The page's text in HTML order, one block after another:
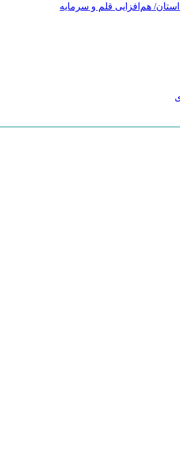
هم‌افزایی قلم و سرمایه